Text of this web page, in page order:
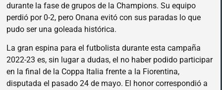
durante la fase de grupos de la Champions. Su equipo
perdió por 0-2, pero Onana evitó con sus paradas lo que
pudo ser una goleada histórica.
La gran espina para el futbolista durante esta campaña
2022-23 es, sin lugar a dudas, el no haber podido participar
en la final de la Coppa Italia frente a la Fiorentina,
disputada el pasado 24 de mayo. El honor correspondió a